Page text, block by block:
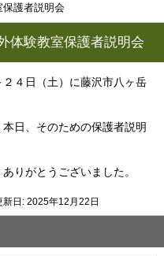
護者説明会
体験教室保護者説明会
４日（土）に藤沢市八ヶ岳
日、そのための保護者説明
りがとうございました。
新日: 2025年12月22日